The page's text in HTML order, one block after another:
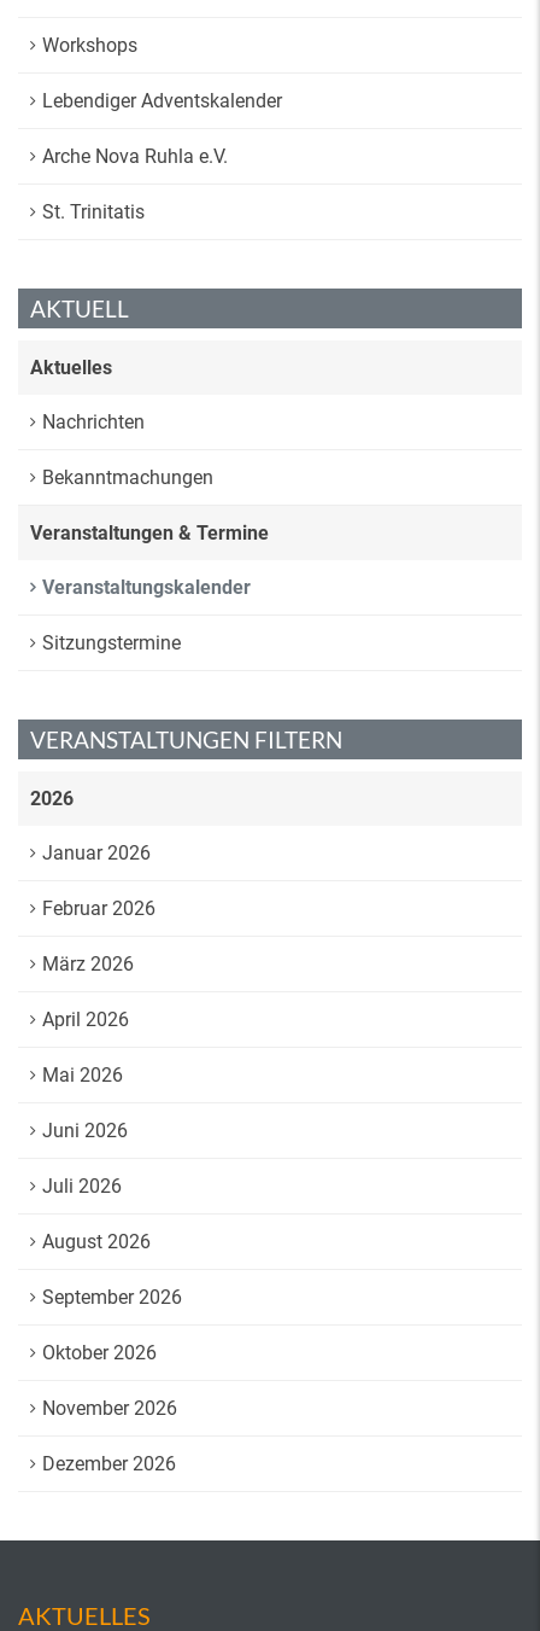
Workshops
Lebendiger Adventskalender
Arche Nova Ruhla e.V.
St. Trinitatis
AKTUELL
Aktuelles
Nachrichten
Bekanntmachungen
Veranstaltungen & Termine
Veranstaltungskalender
Sitzungstermine
VERANSTALTUNGEN FILTERN
2026
Januar 2026
Februar 2026
März 2026
April 2026
Mai 2026
Juni 2026
Juli 2026
August 2026
September 2026
Oktober 2026
November 2026
Dezember 2026
AKTUELLES